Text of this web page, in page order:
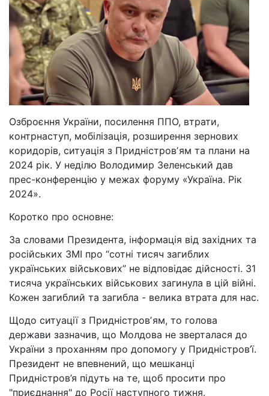
Озброєння України, посилення ППО, втрати,
контрнаступ, мобілізація, розширення зернових
коридорів, ситуація з Придністровʼям та плани на
2024 рік. У неділю Володимир Зеленський дав
прес-конференцію у межах форуму «Україна. Рік
2024».
Коротко про основне:
За словами Президента, інформація від західних та
російських ЗМІ про “сотні тисяч загиблих
українських військових” не відповідає дійсності. 31
тисяча українських військових загинула в цій війні.
Кожен загиблий та загибла - велика втрата для нас.
Щодо ситуації з Придністровʼям, то голова
держави зазначив, що Молдова не зверталася до
України з проханням про допомогу у Придністров’ї.
Президент не впевнений, що мешканці
Придністров’я підуть на те, щоб просити про
"приєднання" до Росії наступного тижня.